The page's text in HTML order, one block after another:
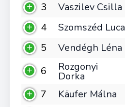
3 Vaszilev Csilla
4 Szomszéd Luca
5 Vendégh Léna
6 Rozgonyi
Dorka
7 Käufer Málna